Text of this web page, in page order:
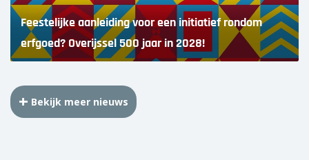
Feestelijke aanleiding voor een initiatief rondom
erfgoed? Overijssel 500 jaar in 2028!
Bekijk meer nieuws